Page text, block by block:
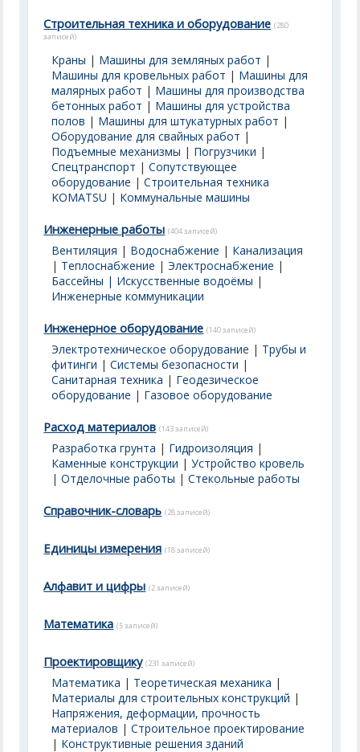
Строительная техника и оборудование (280
записей)
Краны | Машины для земляных работ |
Машины для кровельных работ | Машины для
малярных работ | Машины для производства
бетонных работ | Машины для устройства
полов | Машины для штукатурных работ |
Оборудование для свайных работ |
Подъемные механизмы | Погрузчики |
Спецтранспорт |Сопутствующее
оборудование |Строительная техника
KOMATSU | Коммунальные машины
Инженерные работы (404 записей)
Вентиляция | Водоснабжение | Канализация
| Теплоснабжение |Электроснабжение |
Бассейны | Искусственные водоёмы |
Инженерные коммуникации
Инженерное оборудование (140 записей)
Электротехническое оборудование | Трубы и
фитинги |Системы безопасности |
Санитарная техника | Геодезическое
оборудование | Газовое оборудование
Расход материалов (143 записей)
Разработка грунта | Гидроизоляция |
Каменные конструкции |Устройство кровель
|Отделочные работы |Стекольные работы
Справочник-словарь (28 записей)
Единицы измерения (18 записей)
Алфавит и цифры (2 записей)
Математика (5 записей)
Проектировщику (231 записей)
Математика | Теоретическая механика |
Материалы для строительных конструкций |
Напряжения, деформации, прочность
материалов |Строительное проектирование
| Конструктивные решения зданий